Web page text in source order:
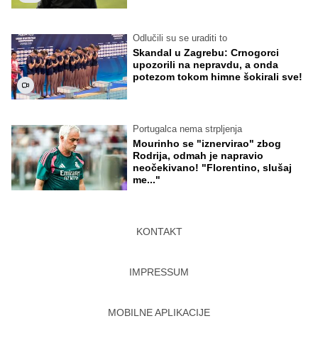
Odlučili su se uraditi to
Skandal u Zagrebu: Crnogorci
upozorili na nepravdu, a onda
potezom tokom himne šokirali sve!
Portugalca nema strpljenja
Mourinho se "iznervirao" zbog
Rodrija, odmah je napravio
neočekivano! "Florentino, slušaj
me..."
KONTAKT
IMPRESSUM
MOBILNE APLIKACIJE